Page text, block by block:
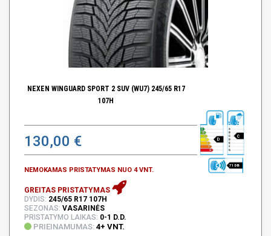
NEXEN WINGUARD SPORT 2 SUV (WU7) 245/65 R17
107H
130,00 €
NEMOKAMAS PRISTATYMAS NUO 4 VNT.
D
C
71 DB
GREITAS PRISTATYMAS
DYDIS: 245/65 R17 107H
SEZONAS: VASARINĖS
PRISTATYMO LAIKAS: 0-1 D.D.
PRIEINAMUMAS: 4+ VNT.